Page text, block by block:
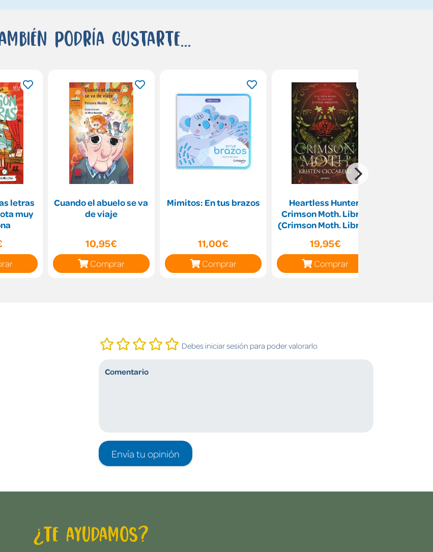
podría gustarte...
letras
muy
Cuando el abuelo se va
de viaje
10,95€
Comprar
Mimitos: En tus brazos
11,00€
Comprar
Heartless Hunter.
Crimson Moth. Libro 1
(Crimson Moth. Libro 1)
19,95€
Comprar
Debes iniciar sesión para poder valorarlo
Envía tu opinión
¿Te ayudamos?